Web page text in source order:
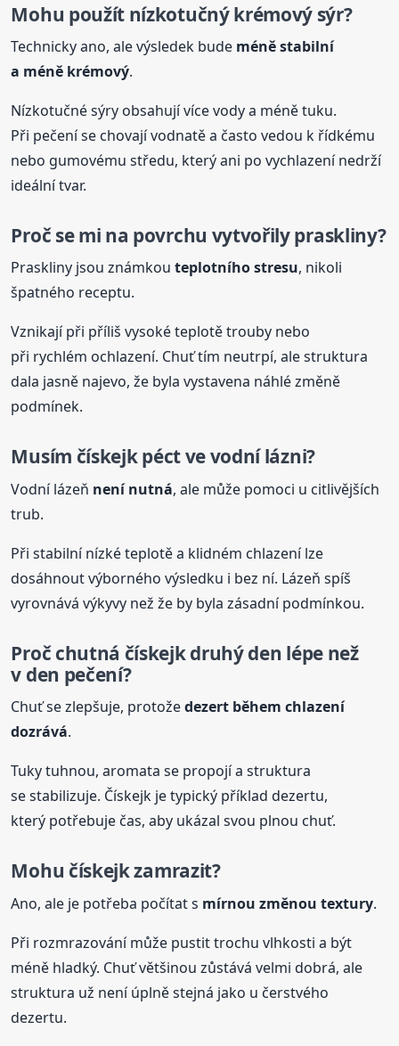
Mohu použít nízkotučný krémový sýr?
Technicky ano, ale výsledek bude méně stabilní
a méně krémový.
Nízkotučné sýry obsahují více vody a méně tuku.
Při pečení se chovají vodnatě a často vedou k řídkému
nebo gumovému středu, který ani po vychlazení nedrží
ideální tvar.
Proč se mi na povrchu vytvořily praskliny?
Praskliny jsou známkouteplotního stresu, nikoli
špatného receptu.
Vznikají při příliš vysoké teplotě trouby nebo
při rychlém ochlazení. Chuť tím neutrpí, ale struktura
dala jasně najevo, že byla vystavena náhlé změně
podmínek.
Musím čískejkpéct ve vodní lázni?
Vodní lázeň není nutná, ale může pomoci u citlivějších
trub.
Při stabilní nízké teplotě a klidném chlazení lze
dosáhnout výborného výsledku i bez ní. Lázeň spíš
vyrovnává výkyvy než že by byla zásadní podmínkou.
Proč chutná čískejkdruhý den lépe než
v den pečení?
Chuť se zlepšuje, protožedezert během chlazení
dozrává.
Tuky tuhnou, aromata se propojí a struktura
se stabilizuje. Čískejk je typický příklad dezertu,
který potřebuje čas, aby ukázal svou plnou chuť.
Mohu čískejkzamrazit?
Ano, ale je potřeba počítat s mírnou změnou textury.
Při rozmrazování může pustit trochu vlhkosti a být
méně hladký. Chuť většinou zůstává velmi dobrá, ale
struktura už není úplně stejná jako u čerstvého
dezertu.